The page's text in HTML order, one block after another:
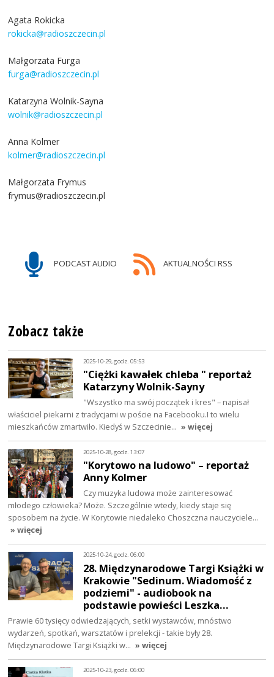
Agata Rokicka
rokicka@radioszczecin.pl
Małgorzata Furga
furga@radioszczecin.pl
Katarzyna Wolnik-Sayna
wolnik@radioszczecin.pl
Anna Kolmer
kolmer@radioszczecin.pl
Małgorzata Frymus
frymus@radioszczecin.pl
PODCAST AUDIO AKTUALNOŚCI RSS
Zobacz także
2025-10-29, godz. 05:53
"Ciężki kawałek chleba " reportaż
Katarzyny Wolnik-Sayny
"Wszystko ma swój początek i kres" – napisał
właściciel piekarni z tradycjami w poście na Facebooku.I to wielu
mieszkańców zmartwiło. Kiedyś w Szczecinie… » więcej
2025-10-28, godz. 13:07
"Korytowo na ludowo" – reportaż
Anny Kolmer
Czy muzyka ludowa może zainteresować
młodego człowieka? Może. Szczególnie wtedy, kiedy staje się
sposobem na życie. W Korytowie niedaleko Choszczna nauczyciele…
» więcej
2025-10-24, godz. 06:00
28. Międzynarodowe Targi Książki w
Krakowie "Sedinum. Wiadomość z
podziemi" - audiobook na
podstawie powieści Leszka…
Prawie 60 tysięcy odwiedzających, setki wystawców, mnóstwo
wydarzeń, spotkań, warsztatów i prelekcji - takie były 28.
Międzynarodowe Targi Książki w… » więcej
2025-10-23, godz. 06:00